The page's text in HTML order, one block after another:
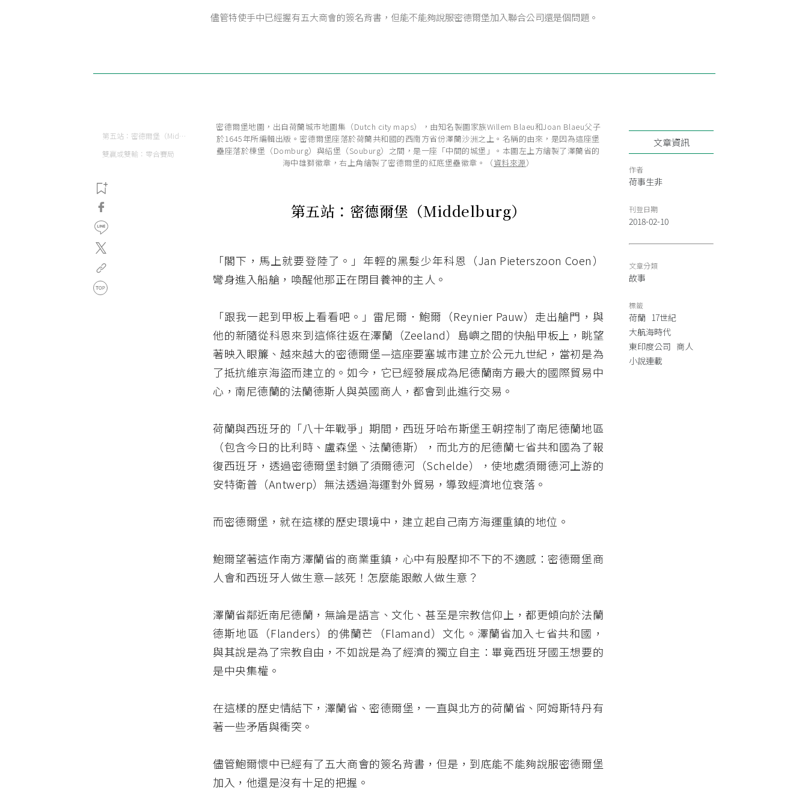
儘管特使手中已經握有五大商會的簽名背書，但能不能夠說服密德爾堡加入聯合公司還是個問題。
第五站：密德爾堡（Middelburg）
雙贏或雙輸：零合賽局
密德爾堡地圖，出自荷蘭城市地圖集（Dutch city maps），由知名製圖家族Willem Blaeu和Joan Blaeu父子
於1645年所編輯出版。密德爾堡座落於荷蘭共和國的西南方省份澤蘭沙洲之上。名稱的由來，是因為這座堡
壘座落於棟堡（Domburg）與紹堡（Souburg）之間，是一座「中間的城堡」。本圖左上方繪製了澤蘭省的
海中雄獅徽章，右上角繪製了密德爾堡的紅底堡壘徽章。（資料來源）
第五站：密德爾堡（Middelburg）
「閣下，馬上就要登陸了。」年輕的黑髮少年科恩（Jan Pieterszoon Coen）
彎身進入船艙，喚醒他那正在閉目養神的主人。
「跟我一起到甲板上看看吧。」雷尼爾．鮑爾（Reynier Pauw）走出艙門，與
他的新隨從科恩來到這條往返在澤蘭（Zeeland）島嶼之間的快船甲板上，眺望
著映入眼簾、越來越大的密德爾堡—這座要塞城市建立於公元九世紀，當初是為
了抵抗維京海盜而建立的。如今，它已經發展成為尼德蘭南方最大的國際貿易中
心，南尼德蘭的法蘭德斯人與英國商人，都會到此進行交易。
荷蘭與西班牙的「八十年戰爭」期間，西班牙哈布斯堡王朝控制了南尼德蘭地區
（包含今日的比利時、盧森堡、法蘭德斯），而北方的尼德蘭七省共和國為了報
復西班牙，透過密德爾堡封鎖了須爾德河（Schelde），使地處須爾德河上游的
安特衛普（Antwerp）無法透過海運對外貿易，導致經濟地位衰落。
而密德爾堡，就在這樣的歷史環境中，建立起自己南方海運重鎮的地位。
鮑爾望著這作南方澤蘭省的商業重鎮，心中有股壓抑不下的不適感：密德爾堡商
人會和西班牙人做生意—該死！怎麼能跟敵人做生意？
澤蘭省鄰近南尼德蘭，無論是語言、文化、甚至是宗教信仰上，都更傾向於法蘭
德斯地區（Flanders）的佛蘭芒（Flamand）文化。澤蘭省加入七省共和國，
與其說是為了宗教自由，不如說是為了經濟的獨立自主：畢竟西班牙國王想要的
是中央集權。
在這樣的歷史情結下，澤蘭省、密德爾堡，一直與北方的荷蘭省、阿姆斯特丹有
著一些矛盾與衝突。
儘管鮑爾懷中已經有了五大商會的簽名背書，但是，到底能不能夠說服密德爾堡
加入，他還是沒有十足的把握。
文章資訊
作者
荷事生非
刊登日期
2018-02-10
文章分類
故事
標籤
荷蘭 17世紀
大航海時代
東印度公司 商人
小說連載